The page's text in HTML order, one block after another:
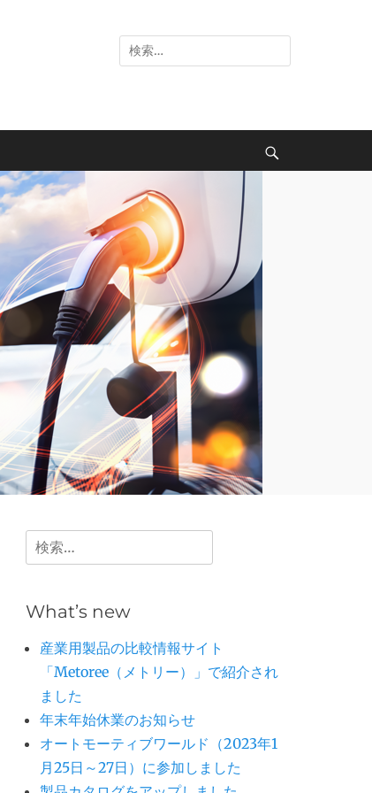
検
索:
検
索:
What’s new
産業用製品の比較情報サイト
「Metoree（メトリー）」で紹介され
ました
年末年始休業のお知らせ
オートモーティブワールド（2023年1
月25日～27日）に参加しました